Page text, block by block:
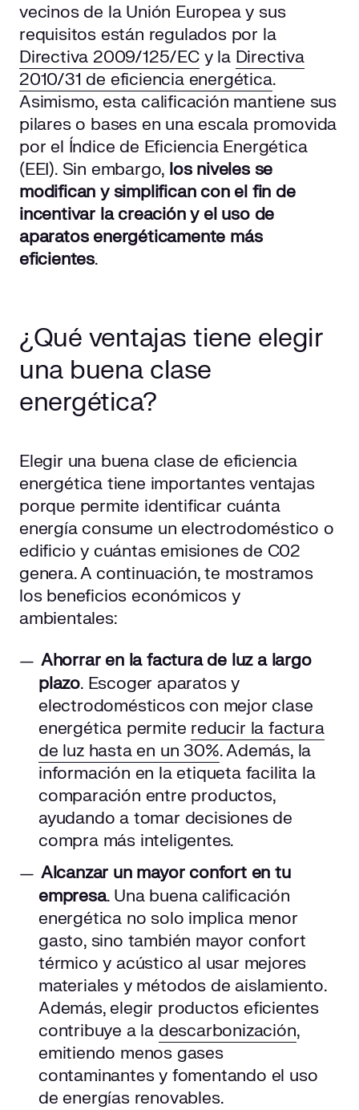
vecinos de la Unión Europea y sus
requisitos están regulados por la
Directiva 2009/125/ECy la Directiva
2010/31 de eficiencia energética.
Asimismo, esta calificación mantiene sus
pilares o bases en una escala promovida
por el Índice de Eficiencia Energética
(EEI). Sin embargo, los niveles se
modifican y simplifican con el fin de
incentivar la creación y el uso de
aparatos energéticamente más
eficientes.
¿Qué ventajas tiene elegir
una buena clase
energética?
Elegir una buena clase de eficiencia
energética tiene importantes ventajas
porque permite identificar cuánta
energía consume un electrodoméstico o
edificio y cuántas emisiones de C02
genera. A continuación, te mostramos
los beneficios económicos y
ambientales:
Ahorrar en la factura de luz a largo
plazo. Escoger aparatos y
electrodomésticos con mejor clase
energética permite reducir la factura
de luz hasta en un 30%. Además, la
información en la etiqueta facilita la
comparación entre productos,
ayudando a tomar decisiones de
compra más inteligentes.
Alcanzar un mayor confort en tu
empresa. Una buena calificación
energética no solo implica menor
gasto, sino también mayor confort
térmico y acústico al usar mejores
materiales y métodos de aislamiento.
Además, elegir productos eficientes
contribuye a la descarbonización,
emitiendo menos gases
contaminantes y fomentando el uso
de energías renovables.